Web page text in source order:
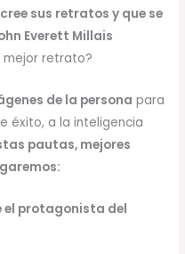
sus retratos y que se
Everett Millais
mejor retrato?
de la persona para
éxito, a la inteligencia
pautas, mejores
el protagonista del